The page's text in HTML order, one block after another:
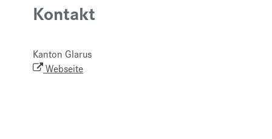
Kontakt
Kanton Glarus
Webseite